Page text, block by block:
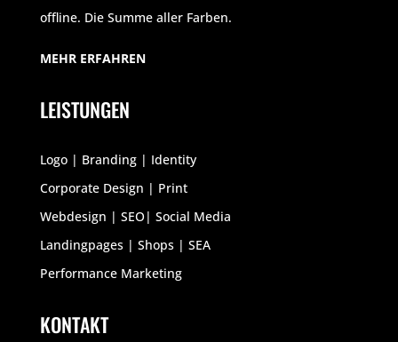
offline. Die Summe aller Farben.
MEHR ERFAHREN
LEISTUNGEN
Logo | Branding | Identity
Corporate Design | Print
Webdesign | SEO| Social Media
Landingpages | Shops | SEA
Performance Marketing
KONTAKT